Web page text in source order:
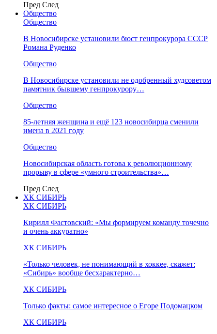
Пред След
Общество
Общество
В Новосибирске установили бюст генпрокурора СССР
Романа Руденко
Общество
В Новосибирске установили не одобренный худсоветом
памятник бывшему генпрокурору…
Общество
85-летняя женщина и ещё 123 новосибирца сменили
имена в 2021 году
Общество
Новосибирская область готова к революционному
прорыву в сфере «умного строительства»…
Пред След
ХК СИБИРЬ
ХК СИБИРЬ
Кирилл Фастовский: «Мы формируем команду точечно
и очень аккуратно»
ХК СИБИРЬ
«Только человек, не понимающий в хоккее, скажет:
«Сибирь» вообще бесхарактерно…
ХК СИБИРЬ
Только факты: самое интересное о Егоре Подомацком
ХК СИБИРЬ